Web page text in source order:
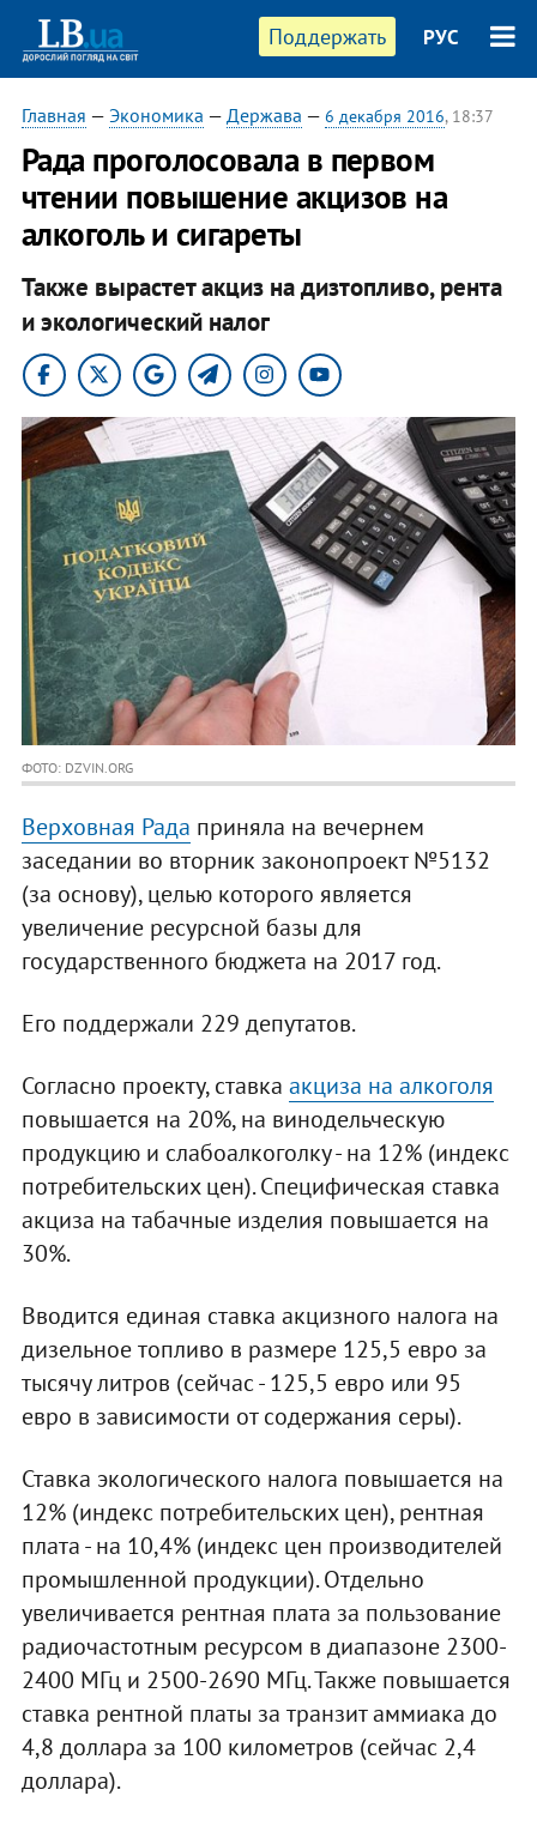
Поддержать РУС
Главная — Экономика — Держава — 6 декабря 2016, 18:37
Рада проголосовала в первом
чтении повышение акцизов на
алкоголь и сигареты
Также вырастет акциз на дизтопливо, рента
и экологический налог
ФОТО: DZVIN.ORG
Верховная Рада приняла на вечернем
заседании во вторник законопроект №5132
(за основу), целью которого является
увеличение ресурсной базы для
государственного бюджета на 2017 год.
Его поддержали 229 депутатов.
Согласно проекту, ставка акциза на алкоголя
повышается на 20%, на винодельческую
продукцию и слабоалкоголку - на 12% (индекс
потребительских цен). Специфическая ставка
акциза на табачные изделия повышается на
30%.
Вводится единая ставка акцизного налога на
дизельное топливо в размере 125,5 евро за
тысячу литров (сейчас - 125,5 евро или 95
евро в зависимости от содержания серы).
Ставка экологического налога повышается на
12% (индекс потребительских цен), рентная
плата - на 10,4% (индекс цен производителей
промышленной продукции). Отдельно
увеличивается рентная плата за пользование
радиочастотным ресурсом в диапазоне 2300-
2400 МГц и 2500-2690 МГц. Также повышается
ставка рентной платы за транзит аммиака до
4,8 доллара за 100 километров (сейчас 2,4
доллара).